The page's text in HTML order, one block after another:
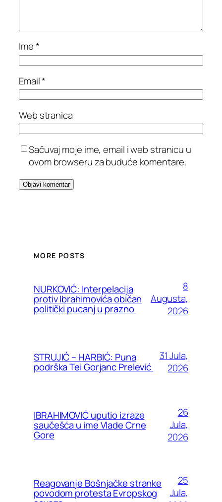
Ime*
Email*
Web stranica
Sačuvaj moje ime, email i web stranicu u
ovom browseru za buduće komentare.
MORE POSTS
NURKOVIĆ: Interpelacija
protiv Ibrahimovića običan
politički pucanj u prazno
8
Augusta,
2026
STRUJIĆ – HARBIĆ: Puna
podrška Tei Gorjanc Prelević
31 Jula,
2026
IBRAHIMOVIĆ uputio izraze
saučešća u ime Vlade Crne
Gore
26
Jula,
2026
Reagovanje Bošnjačke stranke
povodom protesta Evropskog
25
Jula,